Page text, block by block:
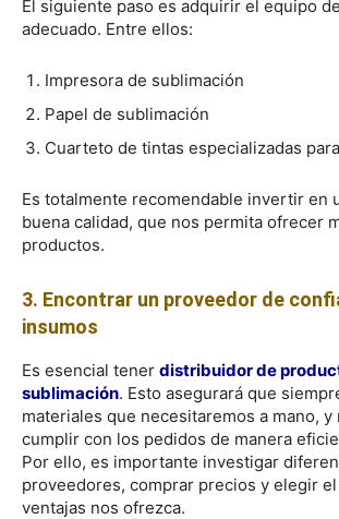
El siguiente paso es adquirir el equipo
adecuado. Entre ellos:
Impresora de sublimación
Papel de sublimación
Cuarteto de tintas especializadas
Es totalmente recomendable invertir en
buena calidad, que nos permita ofrecer
productos.
3. Encontrar un proveedor de
insumos
Es esencial tener distribuidor de
sublimación. Esto asegurará que
materiales que necesitaremos a mano,
cumplir con los pedidos de manera
Por ello, es importante investigar
proveedores, comprar precios y elegir
ventajas nos ofrezca.